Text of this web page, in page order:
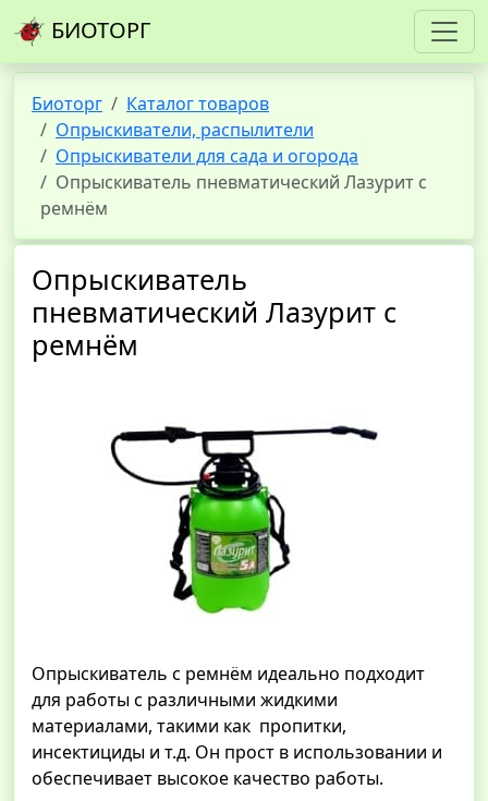
БИОТОРГ
Биоторг
Каталог товаров
Опрыскиватели, распылители
Опрыскиватели для сада и огорода
Опрыскиватель пневматический Лазурит с
ремнём
Опрыскиватель
пневматический Лазурит с
ремнём
Опрыскиватель с ремнём идеально подходит
для работы с различными жидкими
материалами, такими как пропитки,
инсектициды и т.д. Он прост в использовании и
обеспечивает высокое качество работы.